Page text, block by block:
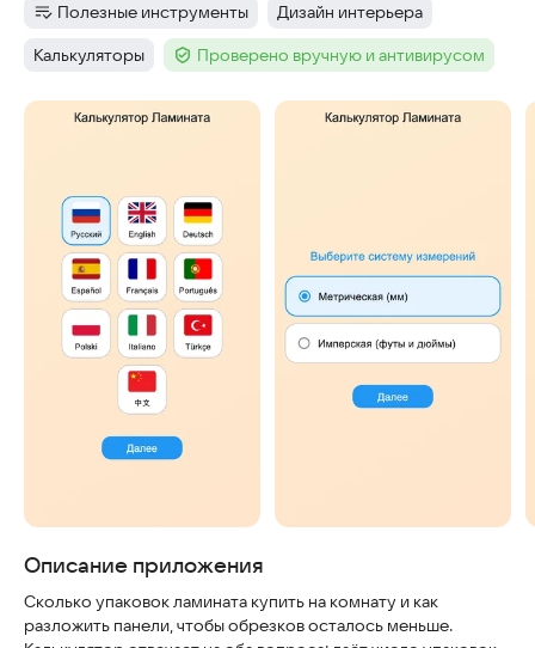
Категория:
Полезные инструменты Тег:
Дизайн интерьера
Тег:
Калькуляторы Тег :Проверено вручную и антивирусом
Скриншоты
Описание приложения
Сколько упаковок ламината купить на комнату и как
разложить панели, чтобы обрезков осталось меньше.